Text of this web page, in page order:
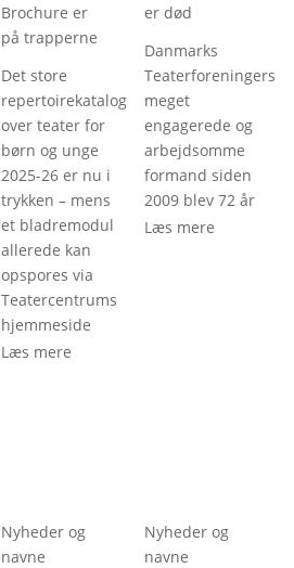
Brochure er
på trapperne
Det store
repertoirekatalog
over teater for
børn og unge
2025-26 er nu i
trykken – mens
et bladremodul
allerede kan
opspores via
Teatercentrums
hjemmeside
Læs mere
er død
Danmarks
Teaterforeningers
meget
engagerede og
arbejdsomme
formand siden
2009 blev 72 år
Læs mere
Nyheder og
navne
Nyheder og
navne